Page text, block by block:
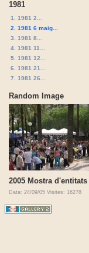
1981
1. 1981 2...
2. 1981 6 maig...
3. 1981 8...
4. 1981 11...
5. 1981 12...
6. 1981 21...
7. 1981 26...
Random Image
2005 Mostra d'entitats
Data: 24/09/05 Visites: 16278